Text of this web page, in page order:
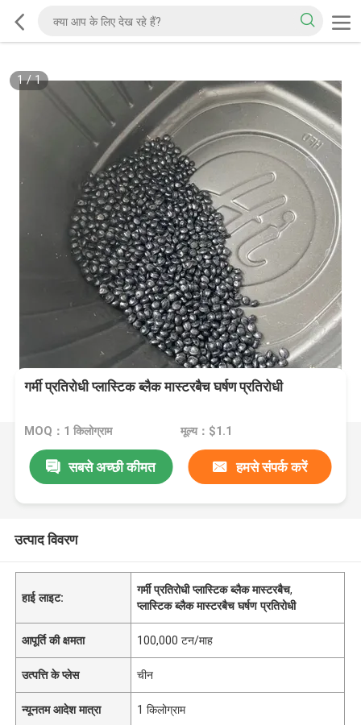
1/1
गर्मी प्रतिरोधी प्लास्टिक ब्लैक मास्टरबैच घर्षण प्रतिरोधी
MOQ：1 किलोग्राम मूल्य：$1.1
सबसे अच्छी कीमत हमसे संपर्क करें
उत्पाद विवरण
हाई लाइट:
गर्मी प्रतिरोधी प्लास्टिक ब्लैक मास्टरबैच,
प्लास्टिक ब्लैक मास्टरबैच घर्षण प्रतिरोधी
आपूर्ति की क्षमता 100,000 टन/माह
उत्पत्ति के प्लेस चीन
न्यूनतम आदेश मात्रा 1 किलोग्राम